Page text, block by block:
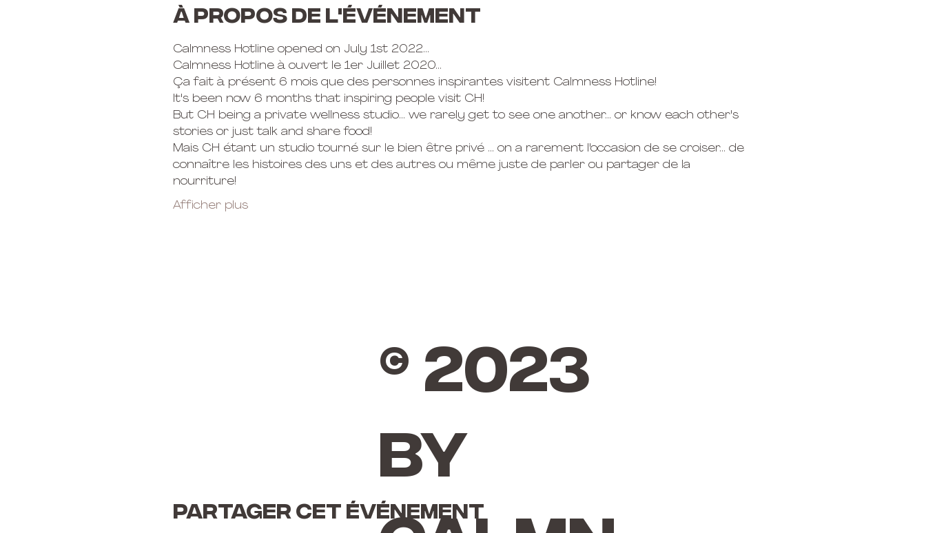
À propos de l'événement
Calmness Hotline opened on July 1st 2022...
Calmness Hotline à ouvert le 1er Juillet 2020...
Ça fait à présent 6 mois que des personnes inspirantes visitent Calmness Hotline!
It's been now 6 months that inspiring people visit CH!
But CH being a private wellness studio... we rarely get to see one another... or know each other's
stories or just talk and share food!
Mais CH étant un studio tourné sur le bien être privé ... on a rarement l'occasion de se croiser... de
connaître les histoires des uns et des autres ou même juste de parler ou partager de la
nourriture!
Afficher plus
Partager cet événement
© 2023
by